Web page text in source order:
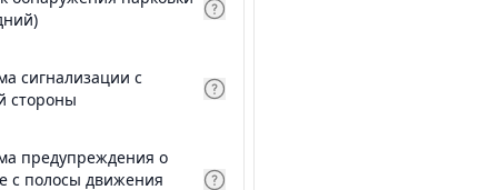
сигнализации с
стороны
предупреждения о
с полосы движения